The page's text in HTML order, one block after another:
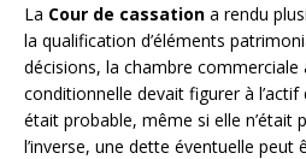
La Cour de cassation a rendu
la qualification d’éléments
décisions, la chambre commerciale
conditionnelle devait figurer à
était probable, même si elle n’était
l’inverse, une dette éventuelle peut